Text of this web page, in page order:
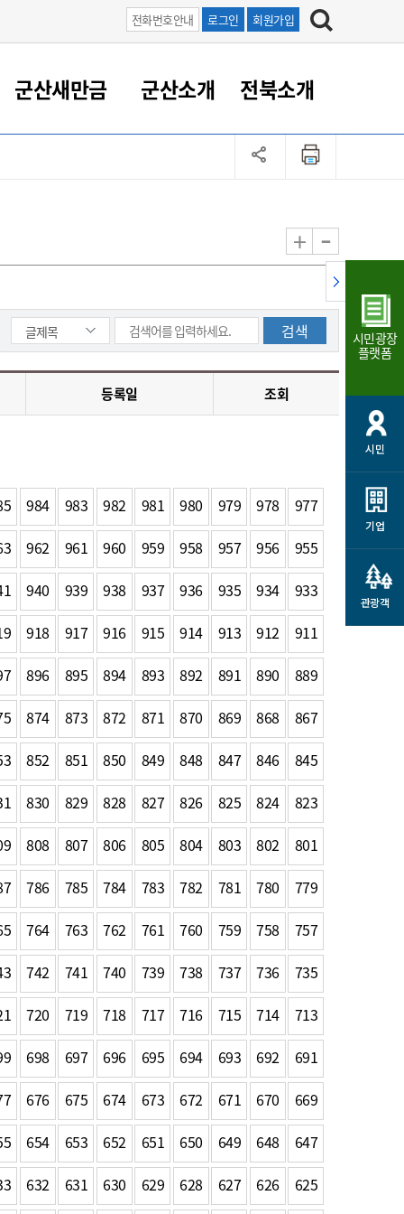
전화번호안내 로그인 회원가입
지방세
지방세환급금신청
지방세 상담챗봇
스템
서비
주택
도시재생
도시재생(현장)지원센터
도시재생시설 현황
민방위
재난안전
풍수해보험
재해예방
시민대상보험
영조물 배상보험
군산시민 안전보험
군산시민 자전거보험
농업인안전보험 농가부담
금 지원사업
농기계 종합보험
새만금산업단지
지방산업단지
농공단지
산업단지 지도
항만/여객/공항/철도/컨벤
션
농업/축산업
동물복지
고유가 피해지원금
군산사랑배달 배달의명수
카드수수료 지원
소상공인지원
관련기관 안내
군산시착한가격업소
정책실명제 중점관리 대상
조직운영6대지표
과장급이상 상위직 비율
공무원 1인당 주민수
재정규모대비 인건비운영
실국본부수
내고장 알리미
재정정보 공개 공공저작물
군산새만금
군산새만금 홍보 영상
군산소개
계
현황
행정규제개혁안내
규제신문고
규제입증요청
규제정보포털
군산 상품
이드북
전북소개
+ -
등록일 조회
984 983 982 981 980 979 978
977
962 961 960 959 958 957 956
955
940 939 938 937 936 935 934
933
918 917 916 915 914 913 912
911
896 895 894 893 892 891 890
889
874 873 872 871 870 869 868
867
852 851 850 849 848 847 846
845
830 829 828 827 826 825 824
823
808 807 806 805 804 803 802
801
786 785 784 783 782 781 780
779
764 763 762 761 760 759 758
757
742 741 740 739 738 737 736
735
720 719 718 717 716 715 714
713
698 697 696 695 694 693 692
691
676 675 674 673 672 671 670
669
654 653 652 651 650 649 648
647
632 631 630 629 628 627 626 625
시민광장
플랫폼
시민
기업
관광객